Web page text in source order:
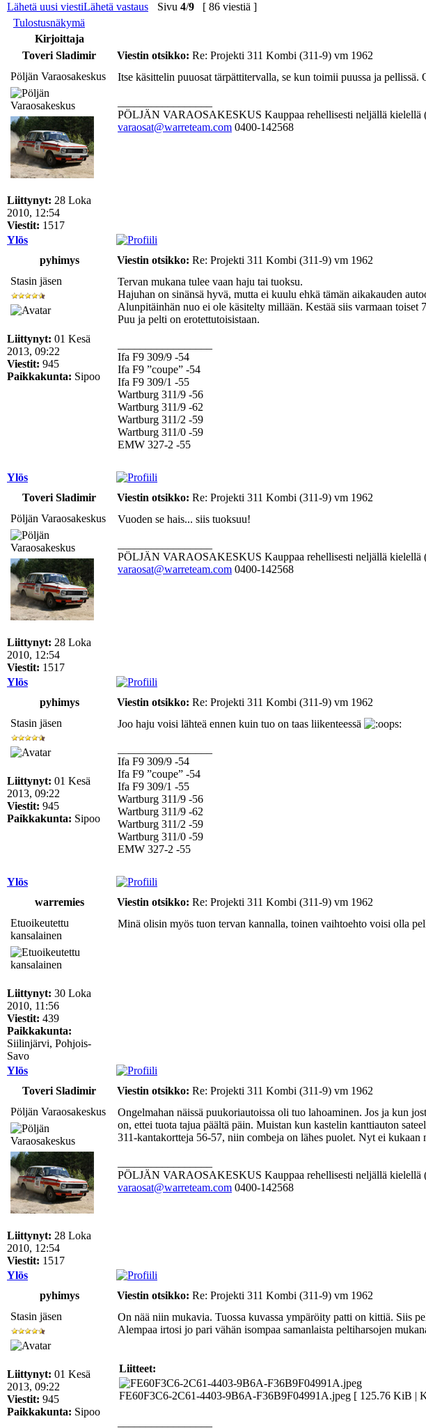
Lähetä uusi viestiLähetä vastaus Sivu 4/9 [ 86 viestiä ]
Tulostusnäkymä
Kirjoittaja
Toveri Sladimir
Viestin otsikko: Re: Projekti 311 Kombi (311-9) vm 1962
Pöljän Varaosakeskus
Liittynyt: 28 Loka
2010, 12:54
Viestit: 1517
Itse käsittelin puuosat tärpättitervalla, se kun toimii puussa ja
PÖLJÄN VARAOSAKESKUS Kauppaa rehellisesti neljällä kielellä
varaosat@warreteam.com 0400-142568
Ylös
pyhimys
Viestin otsikko: Re: Projekti 311 Kombi (311-9) vm 1962
Stasin jäsen
Liittynyt: 01 Kesä
2013, 09:22
Viestit: 945
Paikkakunta: Sipoo
Tervan mukana tulee vaan haju tai tuoksu.
Hajuhan on sinänsä hyvä, mutta ei kuulu ehkä tämän aikakauden
Alunpitäinhän nuo ei ole käsitelty millään. Kestää siis varmaan
Puu ja pelti on erotettutoisistaan.
Ifa F9 309/9 -54
Ifa F9 ”coupe” -54
Ifa F9 309/1 -55
Wartburg 311/9 -56
Wartburg 311/9 -62
Wartburg 311/2 -59
Wartburg 311/0 -59
EMW 327-2 -55
Ylös
Toveri Sladimir
Viestin otsikko: Re: Projekti 311 Kombi (311-9) vm 1962
Pöljän Varaosakeskus
Liittynyt: 28 Loka
2010, 12:54
Viestit: 1517
Vuoden se hais... siis tuoksuu!
PÖLJÄN VARAOSAKESKUS Kauppaa rehellisesti neljällä kielellä
varaosat@warreteam.com 0400-142568
Ylös
pyhimys
Viestin otsikko: Re: Projekti 311 Kombi (311-9) vm 1962
Stasin jäsen
Liittynyt: 01 Kesä
2013, 09:22
Viestit: 945
Paikkakunta: Sipoo
Joo haju voisi lähteä ennen kuin tuo on taas liikenteessä
Ifa F9 309/9 -54
Ifa F9 ”coupe” -54
Ifa F9 309/1 -55
Wartburg 311/9 -56
Wartburg 311/9 -62
Wartburg 311/2 -59
Wartburg 311/0 -59
EMW 327-2 -55
Ylös
warremies
Viestin otsikko: Re: Projekti 311 Kombi (311-9) vm 1962
Etuoikeutettu
kansalainen
Liittynyt: 30 Loka
2010, 11:56
Viestit: 439
Paikkakunta:
Siilinjärvi, Pohjois-
Savo
Minä olisin myös tuon tervan kannalla, toinen vaihtoehto voisi olla
Ylös
Toveri Sladimir
Viestin otsikko: Re: Projekti 311 Kombi (311-9) vm 1962
Pöljän Varaosakeskus
Liittynyt: 28 Loka
2010, 12:54
Viestit: 1517
Ongelmahan näissä puukoriautoissa oli tuo lahoaminen. Jos ja kun
on, ettei tuota tajua päältä päin. Muistan kun kastelin kanttiauton
311-kantakortteja 56-57, niin combeja on lähes puolet. Nyt ei kukaan
PÖLJÄN VARAOSAKESKUS Kauppaa rehellisesti neljällä kielellä
varaosat@warreteam.com 0400-142568
Ylös
pyhimys
Viestin otsikko: Re: Projekti 311 Kombi (311-9) vm 1962
Stasin jäsen
Liittynyt: 01 Kesä
2013, 09:22
Viestit: 945
Paikkakunta: Sipoo
On nää niin mukavia. Tuossa kuvassa ympäröity patti on kittiä. Siis
Alempaa irtosi jo pari vähän isompaa samanlaista peltiharsojen
Liitteet:
FE60F3C6-2C61-4403-9B6A-F36B9F04991A.jpeg [ 125.76 KiB |